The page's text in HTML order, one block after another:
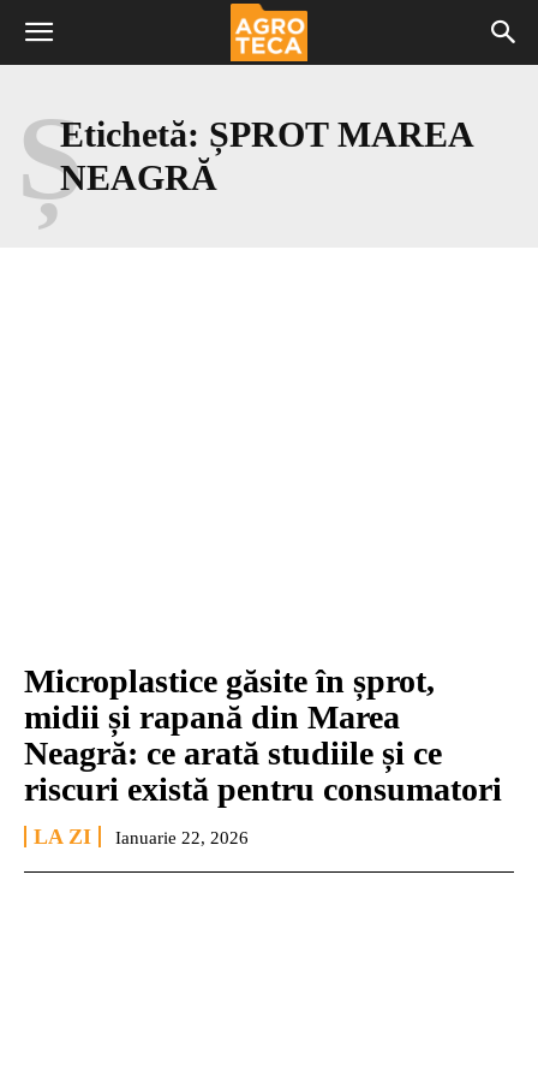
Etichetă: ȘPROT MAREA
NEAGRĂ
Ș
Microplastice găsite în șprot,
midii și rapană din Marea
Neagră: ce arată studiile și ce
riscuri există pentru consumatori
LA ZI Ianuarie 22, 2026